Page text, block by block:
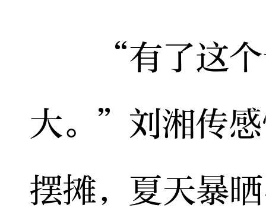
“有了这个
大。”刘湘传
摆摊，夏天暴